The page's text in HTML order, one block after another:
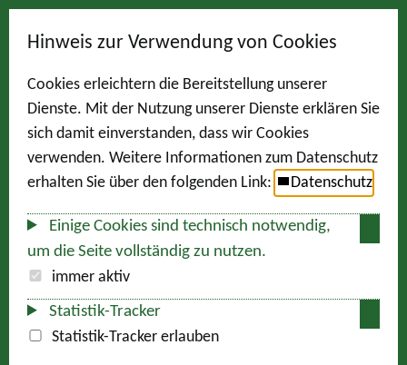
Hinweis zur Verwendung von Cookies
Cookies erleichtern die Bereitstellung unserer
Dienste. Mit der Nutzung unserer Dienste erklären Sie
sich damit einverstanden, dass wir Cookies
verwenden. Weitere Informationen zum Datenschutz
erhalten Sie über den folgenden Link:
Datenschutz
Einige Cookies sind technisch notwendig,
um die Seite vollständig zu nutzen.
immer aktiv
Statistik-Tracker
Statistik-Tracker erlauben